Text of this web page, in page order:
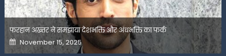
फरहान अख्तर ने समझाया देशभक्ति और अंधभक्ति का फर्क
Posted
on
November 15, 2025